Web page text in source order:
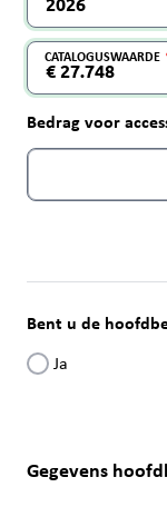
CATALOGUSWAARDE
Bedrag voor
Bent u de
Ja
Gegevens